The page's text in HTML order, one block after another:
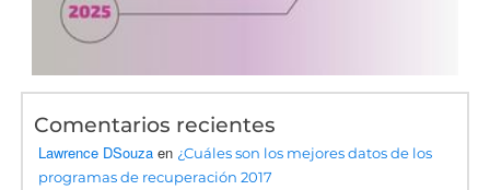
Comentarios recientes
Lawrence DSouza en ¿Cuáles son los mejores datos de los
programas de recuperación 2017